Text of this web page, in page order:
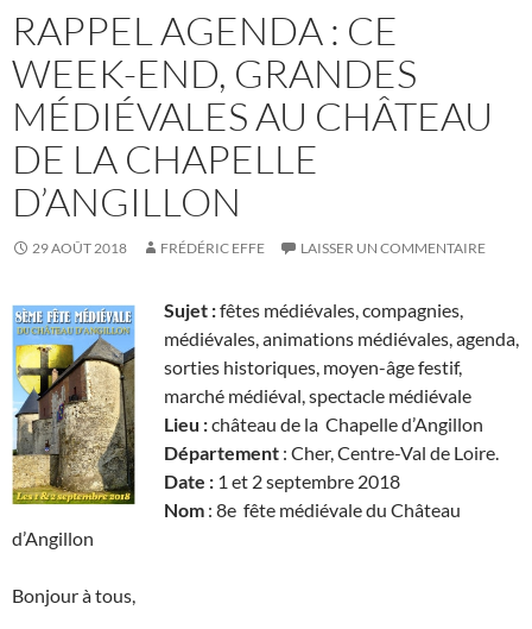
RAPPEL AGENDA : CE
WEEK-END, GRANDES
MÉDIÉVALES AU CHÂTEAU
DE LA CHAPELLE
D’ANGILLON
29 AOÛT 2018 FRÉDÉRIC EFFE LAISSER UN COMMENTAIRE
Sujet :fêtes médiévales, compagnies,
médiévales, animations médiévales, agenda,
sorties historiques, moyen-âge festif,
marché médiéval, spectacle médiévale
Lieu :château de la Chapelle d’Angillon
Département : Cher, Centre-Val de Loire.
Date : 1 et 2 septembre 2018
Nom : 8e fête médiévale du Château
d’Angillon
Bonjour à tous,